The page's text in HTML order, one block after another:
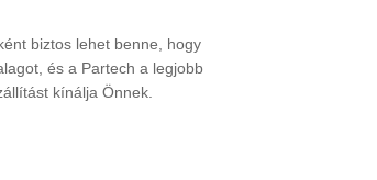
biztos lehet benne, hogy
és a Partech a legjobb
kínálja Önnek.